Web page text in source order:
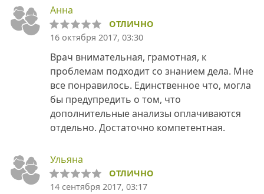
Анна
ОТЛИЧНО
16 октября 2017, 03:30
Врач внимательная, грамотная, к
проблемам подходит со знанием дела. Мне
все понравилось. Единственное что, могла
бы предупредить о том, что
дополнительные анализы оплачиваются
отдельно. Достаточно компетентная.
Ульяна
ОТЛИЧНО
14 сентября 2017, 03:17